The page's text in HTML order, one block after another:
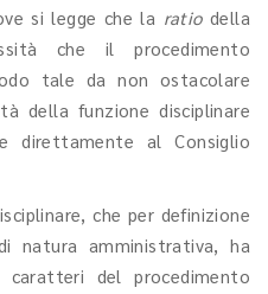
si legge che la ratio della
che il procedimento
tale da non ostacolare
della funzione disciplinare
direttamente al Consiglio
che per definizione
natura amministrativa, ha
caratteri del procedimento